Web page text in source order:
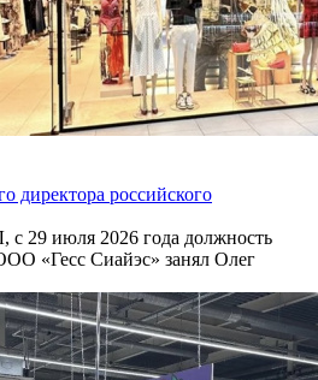
директора российского
29 июля 2026 года должность
«Гесс Сиайэс» занял Олег